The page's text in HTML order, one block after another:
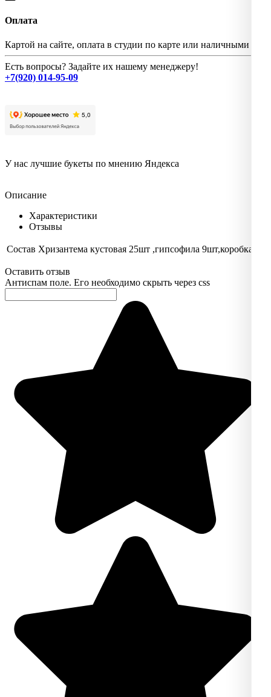
Оплата
Картой на сайте, оплата в студии по карте или наличными
Есть вопросы? Задайте их нашему менеджеру!
+7(920) 014-95-09
У нас лучшие букеты по мнению Яндекса
Описание
Характеристики
Отзывы
Состав Хризантема кустовая 25шт ,гипсофила 9шт,коробка
Оставить отзыв
Антиспам поле. Его необходимо скрыть через css